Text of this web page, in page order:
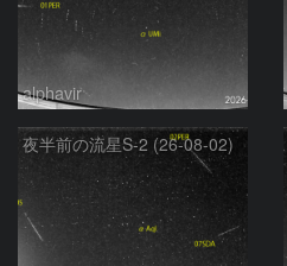
alphavir
夜半前の流星S-2 (26-08-02)